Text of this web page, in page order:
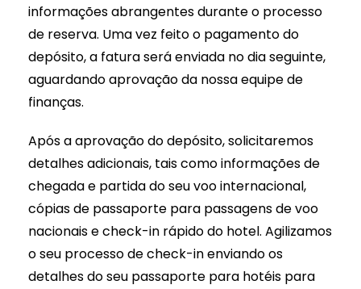
informações abrangentes durante o processo
de reserva. Uma vez feito o pagamento do
depósito, a fatura será enviada no dia seguinte,
aguardando aprovação da nossa equipe de
finanças.
Após a aprovação do depósito, solicitaremos
detalhes adicionais, tais como informações de
chegada e partida do seu voo internacional,
cópias de passaporte para passagens de voo
nacionais e check-in rápido do hotel. Agilizamos
o seu processo de check-in enviando os
detalhes do seu passaporte para hotéis para